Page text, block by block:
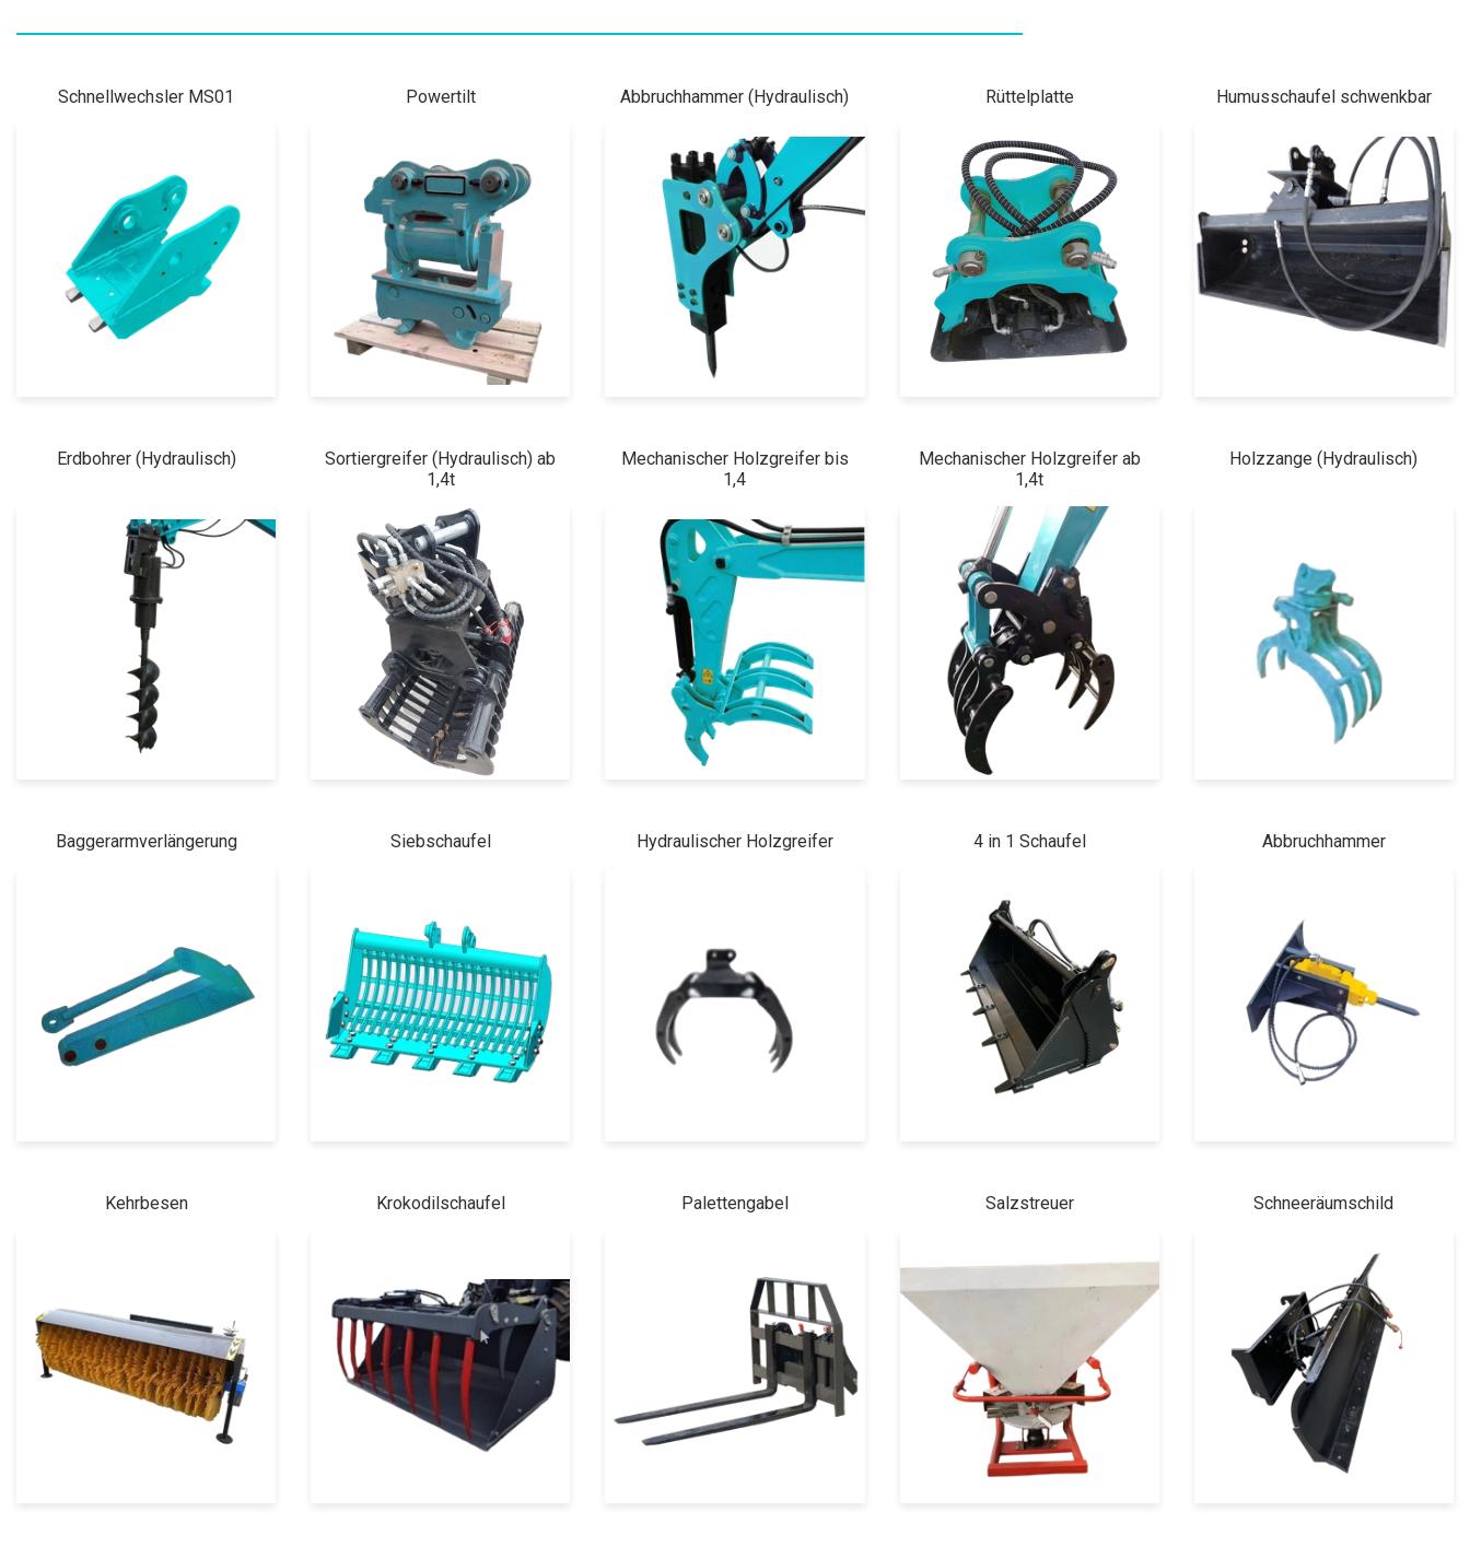
Schnellwechsler MS01 Powertilt Abbruchhammer (Hydraulisch) Rüttelplatte Humusschaufel schwenkbar
Erdbohrer (Hydraulisch)
Sortiergreifer (Hydraulisch) ab
1,4t
Mechanischer Holzgreifer bis
1,4
Mechanischer Holzgreifer ab
1,4t
Holzzange (Hydraulisch)
Baggerarmverlängerung Siebschaufel Hydraulischer Holzgreifer 4 in 1 Schaufel Abbruchhammer
Kehrbesen Krokodilschaufel Palettengabel Salzstreuer Schneeräumschild